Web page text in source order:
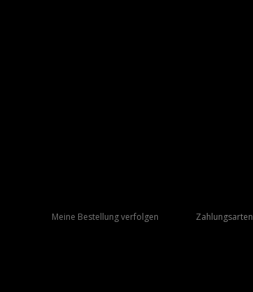
Meine Bestellung verfolgen Zahlungsarten